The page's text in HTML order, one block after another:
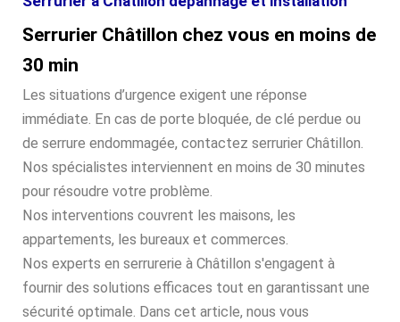
Serrurier Châtillon chez vous en moins de
30 min
Les situations d’urgence exigent une réponse
immédiate. En cas de porte bloquée, de clé perdue ou
de serrure endommagée, contactez serrurier Châtillon.
Nos spécialistes interviennent en moins de 30 minutes
pour résoudre votre problème.
Nos interventions couvrent les maisons, les
appartements, les bureaux et commerces.
Nos experts en serrurerie à Châtillon s'engagent à
fournir des solutions efficaces tout en garantissant une
sécurité optimale. Dans cet article, nous vous